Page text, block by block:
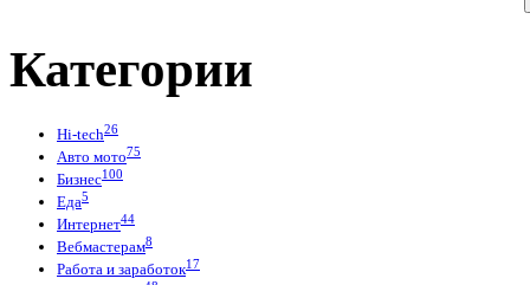
Категории
Hi-tech26
Авто мото75
Бизнес100
Еда5
Интернет44
Вебмастерам8
Работа и заработок17